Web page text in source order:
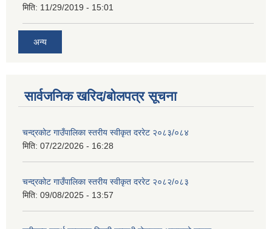
मिति: 11/29/2019 - 15:01
अन्य
सार्वजनिक खरिद/बोलपत्र सूचना
चन्द्रकोट गाउँपालिका स्तरीय स्वीकृत दररेट २०८३/०८४
मिति: 07/22/2026 - 16:28
चन्द्रकोट गाउँपालिका स्तरीय स्वीकृत दररेट २०८२/०८३
मिति: 09/08/2025 - 13:57